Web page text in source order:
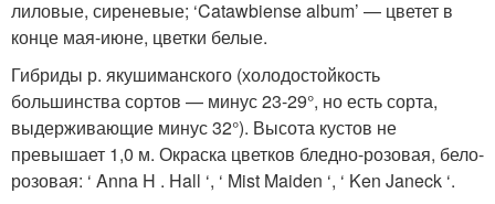
лиловые, сиреневые; ‘Catawbiense album’ — цветет в
конце мая-июне, цветки белые.
Гибриды р. якушиманского (холодо­стойкость
большинства сортов — минус 23-29°, но есть сорта,
выдерживающие минус 32°). Высота кустов не
превышает 1,0 м. Окраска цветков бледно-розовая, бело-
розовая: ‘ Anna H . Hall ‘, ‘ Mist Maiden ‘, ‘ Ken Janeck ‘.